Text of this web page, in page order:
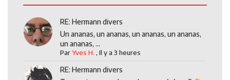
RE: Hermann divers
Un ananas, un ananas, un ananas, un ananas,
un ananas, ...
ParYves H. ,Il y a 3 heures
RE: Hermann divers